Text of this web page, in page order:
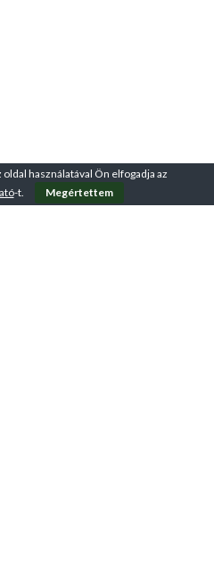
használatával Ön elfogadja az
-t. Megértettem